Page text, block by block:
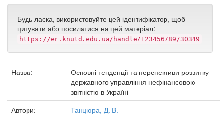
Будь ласка, використовуйте цей ідентифікатор, щоб
цитувати або посилатися на цей матеріал:
https://er.knutd.edu.ua/handle/123456789/30349
Назва:
Основні тенденції та перспективи розвитку
державного управління нефінансовою
звітністю в Україні
Автори:
Танцюра, Д. В.